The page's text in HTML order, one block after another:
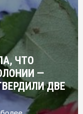
ЧТО
—
ДВЕ